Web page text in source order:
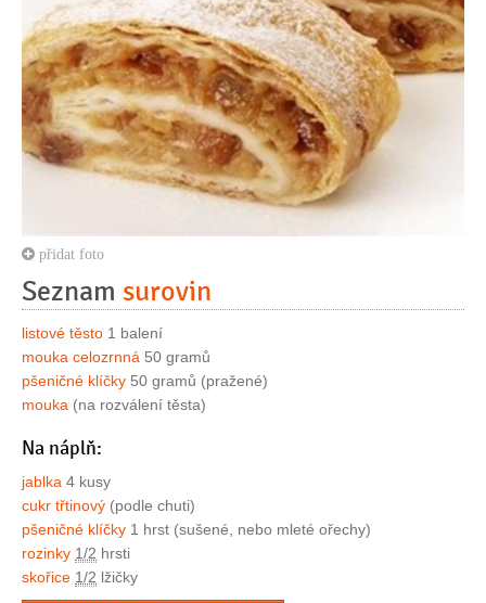
přidat foto
Seznam surovin
listové těsto 1 balení
mouka celozrnná 50 gramů
pšeničné klíčky 50 gramů (pražené)
mouka (na rozválení těsta)
Na náplň:
jablka 4 kusy
cukr třtinový (podle chuti)
pšeničné klíčky 1 hrst (sušené, nebo mleté ořechy)
rozinky 1/2 hrsti
skořice 1/2 lžičky